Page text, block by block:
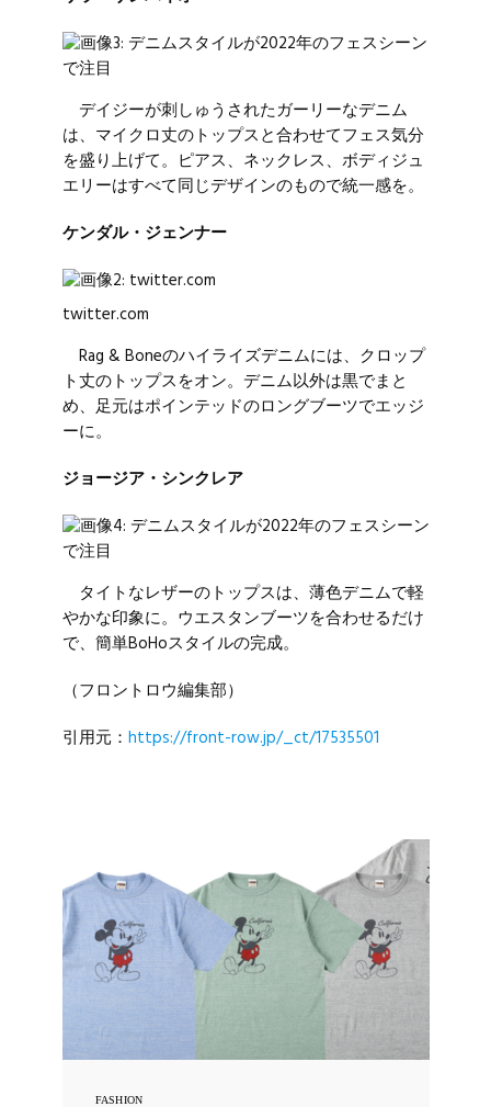
デイジーが刺しゅうされたガーリーなデニム
は、マイクロ丈のトップスと合わせてフェス気分
を盛り上げて。ピアス、ネックレス、ボディジュ
エリーはすべて同じデザインのもので統一感を。
ケンダル・ジェンナー
twitter.com
Rag & Boneのハイライズデニムには、クロップ
ト丈のトップスをオン。デニム以外は黒でまと
め、足元はポインテッドのロングブーツでエッジ
ーに。
ジョージア・シンクレア
タイトなレザーのトップスは、薄色デニムで軽
やかな印象に。ウエスタンブーツを合わせるだけ
で、簡単BoHoスタイルの完成。
（フロントロウ編集部）
引用元： https://front-row.jp/_ct/17535501
FASHION